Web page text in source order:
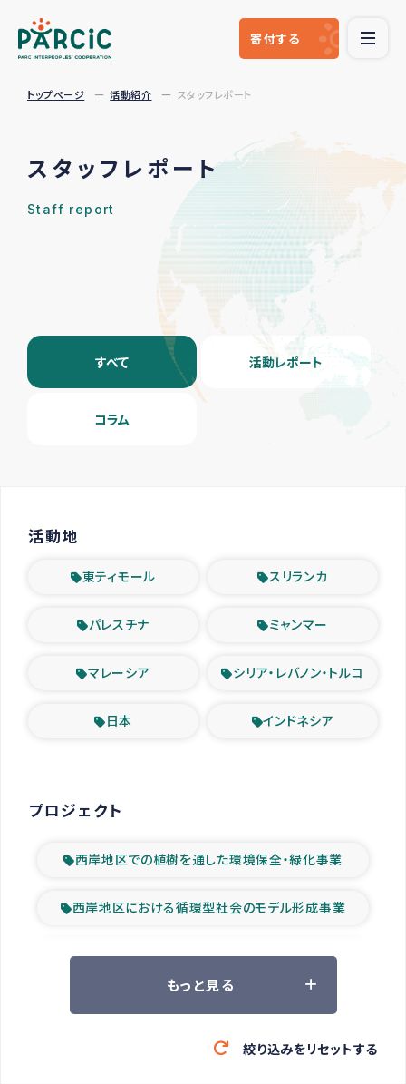
寄付する
トップページ 活動紹介 スタッフレポート
スタッフレポート
Staff report
すべて 活動レポート
コラム
活動地
東ティモール スリランカ
パレスチナ ミャンマー
マレーシア シリア・レバノン・トルコ
日本 インドネシア
プロジェクト
西岸地区での植樹を通した環境保全・緑化事業
西岸地区における循環型社会のモデル形成事業
ツアー参加者の声
緊急救援の時代
もっと見る
絞り込みをリセットする